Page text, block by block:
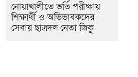
নোয়াখালীতে ভর্তি পরীক্ষায়
শিক্ষার্থী ও অভিভাবকদের
সেবায় ছাত্রদল নেতা জিকু